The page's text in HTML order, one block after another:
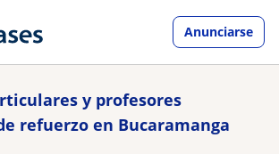
Anunciarse
y profesores
refuerzo en Bucaramanga